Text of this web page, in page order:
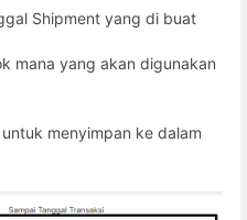
Shipment yang di buat
mana yang akan digunakan
menyimpan ke dalam